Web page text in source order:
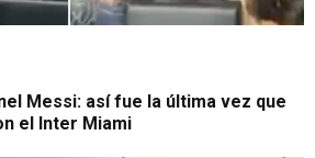
Messi: así fue la última vez que
el Inter Miami